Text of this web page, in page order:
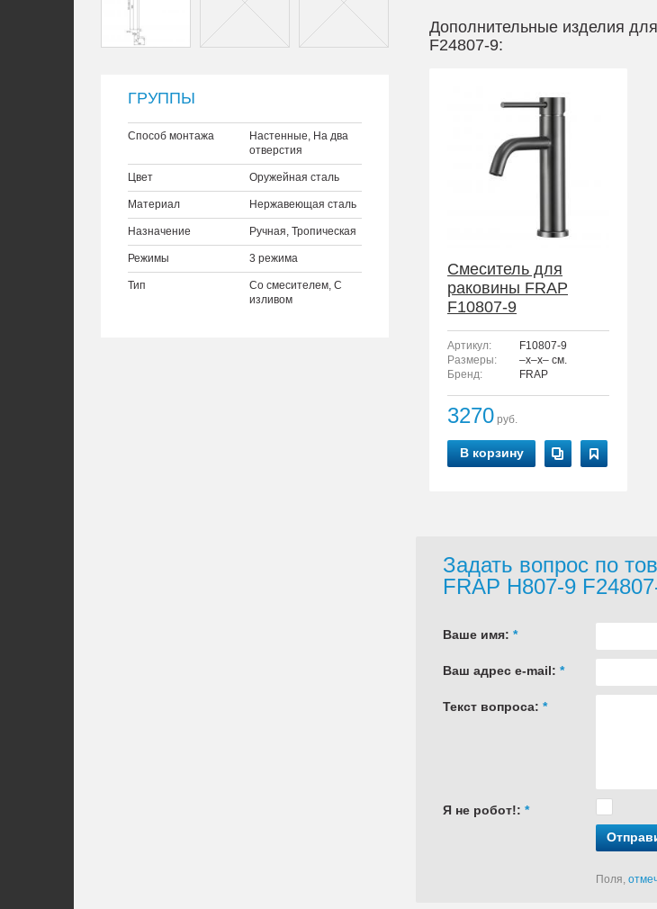
ГРУППЫ
Способ монтажа
Настенные, На два
отверстия
Цвет Оружейная сталь
Материал Нержавеющая сталь
Назначение Ручная, Тропическая
Режимы 3 режима
Тип
Со смесителем, С
изливом
Дополнительные изделия
F24807-9:
Смеситель для
раковины FRAP
F10807-9
Артикул:
F10807-9
Размеры:
–x–x– см.
Бренд:
FRAP
3270 руб.
В корзину
Задать вопрос по
FRAP H807-9
Ваше имя: *
Ваш адрес e-mail: *
Текст вопроса: *
Я не робот!: *
Поля,